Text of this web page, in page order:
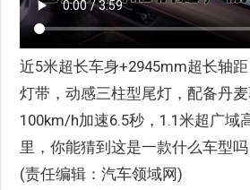
近5米超长车身+2945mm超长轴
灯带，动感三柱型尾灯，配备丹
100km/h加速6.5秒，1.1米超广域
里，你能猜到这是一款什么车型吗
(责任编辑：汽车领域网)